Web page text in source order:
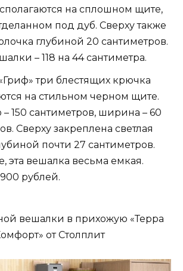
на сплошном щите,
под дуб. Сверху также
глубиной 20 сантиметров.
– 118 на 44 сантиметра.
три блестящих крючка
на стильном черном щите.
– 150 сантиметров, ширина – 60
Сверху закреплена светлая
почти 27 сантиметров.
эта вешалка весьма емкая.
рублей.
вешалки в прихожую «Терра
от Столплит